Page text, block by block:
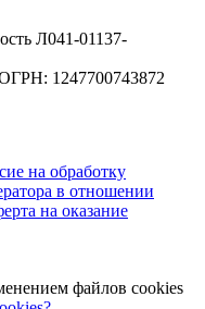
Л041-01137-
1247700743872
на обработку
в отношении
на оказание
файлов cookies